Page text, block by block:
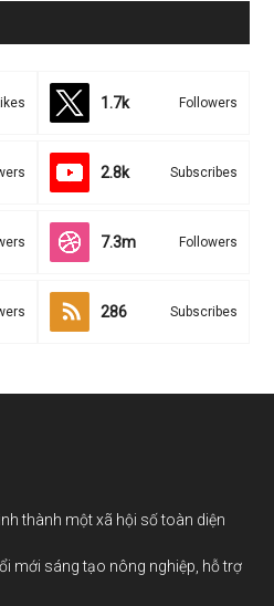
1.7k Followers
2.8k Subscribes
7.3m Followers
286 Subscribes
thành một xã hội số toàn diện
mới sáng tạo nông nghiệp, hỗ trợ